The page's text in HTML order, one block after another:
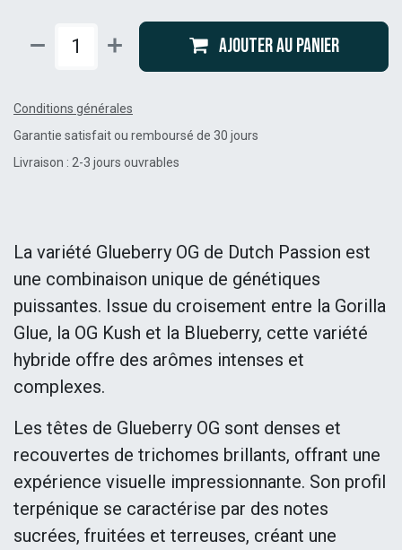
Ajouter au panier
Conditions générales
Garantie satisfait ou remboursé de 30 jours
Livraison : 2-3 jours ouvrables
La variété Glueberry OG de Dutch Passion est
une combinaison unique de génétiques
puissantes. Issue du croisement entre la Gorilla
Glue, la OG Kush et la Blueberry, cette variété
hybride offre des arômes intenses et
complexes.
Les têtes de Glueberry OG sont denses et
recouvertes de trichomes brillants, offrant une
expérience visuelle impressionnante. Son profil
terpénique se caractérise par des notes
sucrées, fruitées et terreuses, créant une